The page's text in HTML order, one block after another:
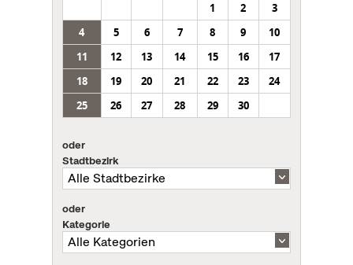
1
2
3
4
5 6 7 8 9
10
11
12 13 14 15 16
17
18
19 20 21 22 23
24
25
26 27 28 29 30
oder
Stadtbezirk
oder
Kategorie